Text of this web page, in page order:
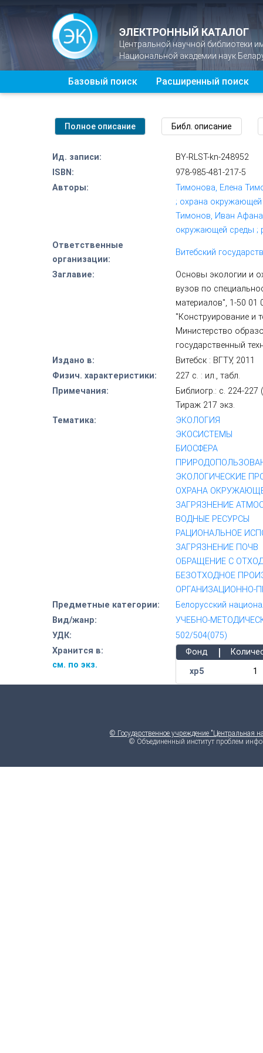
ЭЛЕКТРОННЫЙ КАТАЛОГ
Центральной научной библиотеки
Национальной академии наук
Базовый поиск Расширенный поиск
Ид. записи:
BY-RLST-kn-248952
ISBN:
978-985-481-217-5
Авторы:
Тимонова, Елена
; охрана
Тимонов, Иван
окружающей среды ;
Ответственные
организации:
Витебский
Заглавие:
Основы экологии и
вузов по
материалов", 1-50 01
"Конструирование и
Министерство
государственный
Издано в:
Витебск : ВГТУ, 2011
Физич. характеристики:
227 с. : ил., табл.
Примечания:
Библиогр.: с. 224-227
Тираж 217 экз.
Тематика:
ЭКОЛОГИЯ
ЭКОСИСТЕМЫ
БИОСФЕРА
ЭКОЛОГИЧЕСКИЕ
ОХРАНА
ЗАГРЯЗНЕНИЕ
ВОДНЫЕ РЕСУРСЫ
РАЦИОНАЛЬНОЕ
ЗАГРЯЗНЕНИЕ ПОЧВ
ОБРАЩЕНИЕ С
БЕЗОТХОДНОЕ
ОРГАНИЗАЦИОННО-
Предметные категории:
Белорусский
Вид/жанр:
УЧЕБНО-
УДК:
502/504(075)
Хранится в:
см. по экз.
Фонд |
хр5
1
© Государственное учреждение
© Объединенный институт проблем